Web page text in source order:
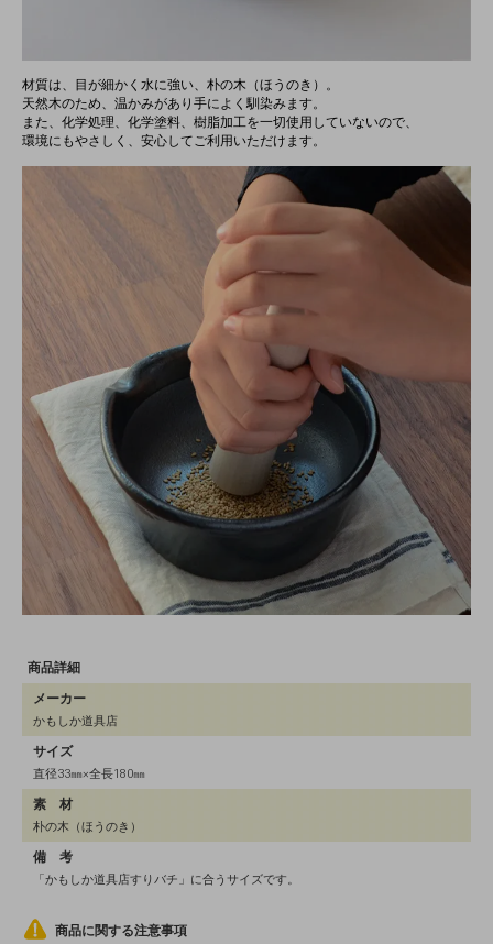
材質は、目が細かく水に強い、朴の木（ほうのき）。
天然木のため、温かみがあり手によく馴染みます。
また、化学処理、化学塗料、樹脂加工を一切使用していないので、
環境にもやさしく、安心してご利用いただけます。
商品詳細
メーカー
かもしか道具店
サイズ
直径33㎜×全長180㎜
素 材
朴の木（ほうのき）
備 考
「かもしか道具店すりバチ」に合うサイズです。
商品に関する注意事項